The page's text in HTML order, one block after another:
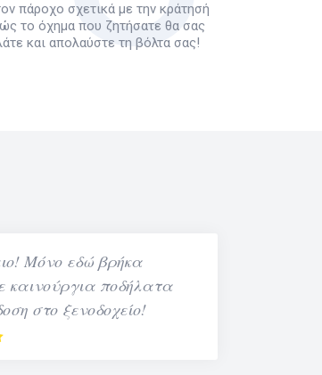
πάροχο σχετικά με την κράτησή
το όχημα που ζητήσατε θα σας
και απολαύστε τη βόλτα σας!
Μόνο εδώ βρήκα
καινούργια ποδήλατα
στο ξενοδοχείο!